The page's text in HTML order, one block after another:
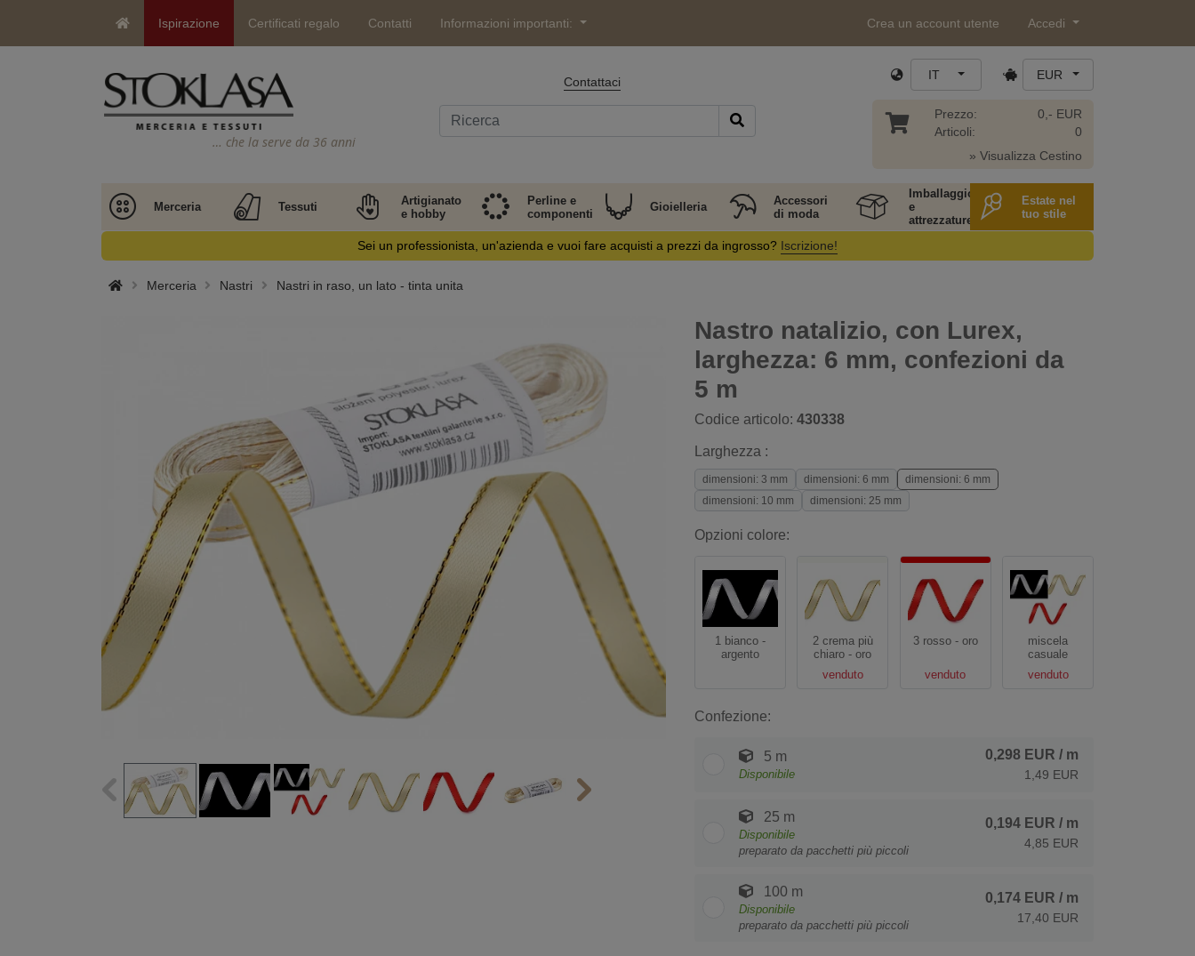
Ispirazione Certificati regalo Contatti Informazioni importanti: Crea un account utente Accedi
… che la serve da 36 anni
Contattaci IT EUR
Prezzo:
Articoli:
0,- EUR
0
» Visualizza Cestino
Merceria Tessuti
Artigianato
e hobby
Perline e
componenti
Gioielleria
Accessori
di moda
Imballaggio
e
attrezzature
Estate nel
tuo stile
Sei un professionista, un'azienda e vuoi fare acquisti a prezzi da ingrosso? Iscrizione!
Merceria Nastri Nastri in raso, un lato - tinta unita
Nastro natalizio, con Lurex,
larghezza: 6 mm, confezioni da
5 m
Codice articolo: 430338
Larghezza :
dimensioni: 3 mm dimensioni: 6 mm
dimensioni: 6 mm
dimensioni: 10 mm
dimensioni: 25 mm
Opzioni colore:
1 bianco -
argento
2 crema più
chiaro - oro
venduto
3 rosso - oro
venduto
miscela
casuale
venduto
Confezione:
5 m
Disponibile
0,298 EUR / m
1,49 EUR
25 m
Disponibile
preparato da pacchetti più piccoli
0,194 EUR / m
4,85 EUR
100 m
Disponibile
preparato da pacchetti più piccoli
0,174 EUR / m
17,40 EUR